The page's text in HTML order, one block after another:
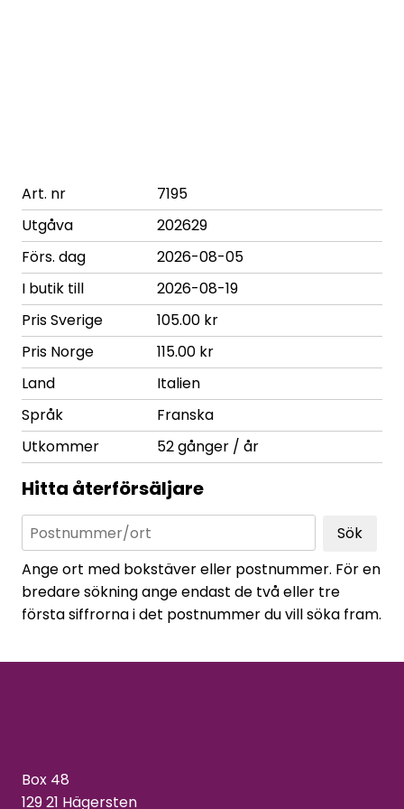
Art. nr
7195
Utgåva
202629
Förs. dag
2026-08-05
I butik till
2026-08-19
Pris Sverige
105.00 kr
Pris Norge
115.00 kr
Land
Italien
Språk
Franska
Utkommer
52 gånger / år
Hitta återförsäljare
Sök
Ange ort med bokstäver eller postnummer. För en
bredare sökning ange endast de två eller tre
första siffrorna i det postnummer du vill söka fram.
Box 48
129 21 Hägersten